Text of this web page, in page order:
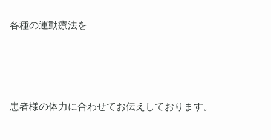
各種の運動療法を
患者様の体力に合わせてお伝えしております。